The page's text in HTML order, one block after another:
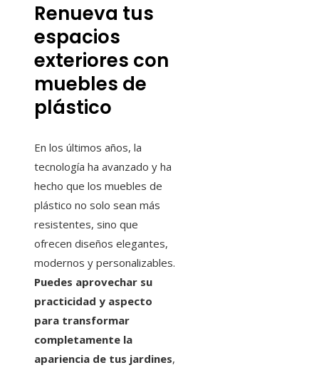
Renueva tus
espacios
exteriores con
muebles de
plástico
En los últimos años, la
tecnología ha avanzado y ha
hecho que los muebles de
plástico no solo sean más
resistentes, sino que
ofrecen diseños elegantes,
modernos y personalizables.
Puedes aprovechar su
practicidad y aspecto
para transformar
completamente la
apariencia de tus jardines,